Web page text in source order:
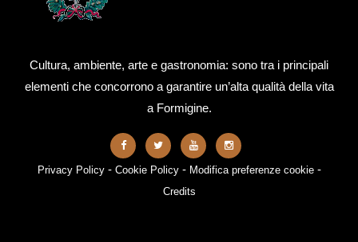
Cultura, ambiente, arte e gastronomia: sono tra i principali
elementi che concorrono a garantire un’alta qualità della vita
a Formigine.
Privacy Policy- Cookie Policy- Modifica preferenze cookie-
Credits